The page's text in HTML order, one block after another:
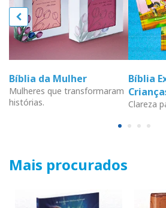
Bíblia da Mulher
Mulheres que transformaram
histórias.
Bíblia
Clareza
Mais procurados